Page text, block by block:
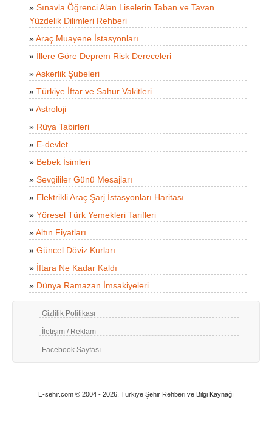
» Sınavla Öğrenci Alan Liselerin Taban ve Tavan
Yüzdelik Dilimleri Rehberi
»Araç Muayene İstasyonları
» İllere Göre Deprem Risk Dereceleri
»Askerlik Şubeleri
» Türkiye İftar ve Sahur Vakitleri
»Astroloji
» Rüya Tabirleri
» E-devlet
» Bebek İsimleri
» Sevgililer Günü Mesajları
» Elektrikli Araç Şarj İstasyonları Haritası
» Yöresel Türk Yemekleri Tarifleri
»Altın Fiyatları
» Güncel Döviz Kurları
» İftara Ne Kadar Kaldı
» Dünya Ramazan İmsakiyeleri
Gizlilik Politikası
İletişim / Reklam
Facebook Sayfası
E-sehir.com © 2004 - 2026, Türkiye Şehir Rehberi ve Bilgi Kaynağı